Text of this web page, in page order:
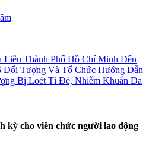
kỳ cho viên chức người lao động